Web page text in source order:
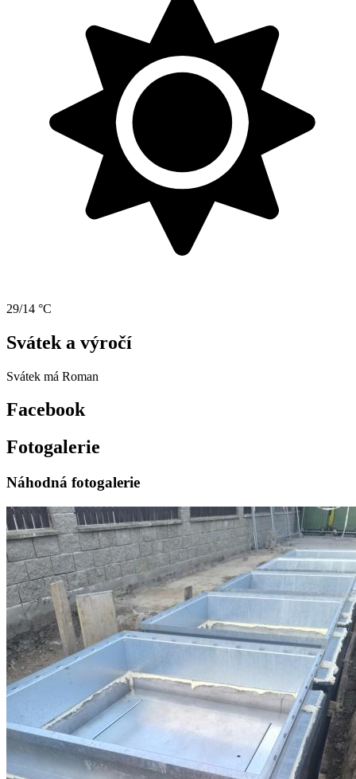
29/14 °C
Svátek a výročí
Svátek má Roman
Facebook
Fotogalerie
Náhodná fotogalerie